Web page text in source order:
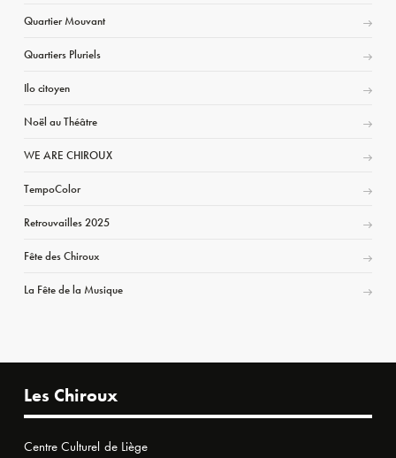
Quartier Mouvant
Quartiers Pluriels
Ilo citoyen
Noël au Théâtre
WE ARE CHIROUX
TempoColor
Retrouvailles 2025
Fête des Chiroux
La Fête de la Musique
Les Chiroux
Centre Culturel de Liège